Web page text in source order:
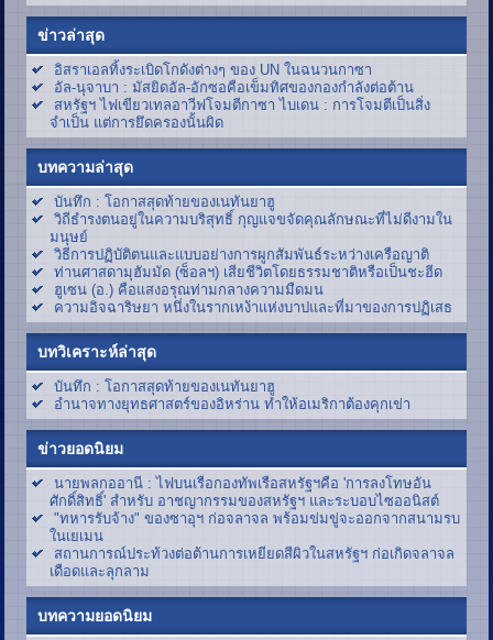
ข่าวล่าสุด
อิสราเอลทิ้งระเบิดโกดังต่างๆ ของ UN ในฉนวนกาซา
อัล-นุจาบา : มัสยิดอัล-อักซอคือเข็มทิศของกองกำลังต่อต้าน
สหรัฐฯ ไฟเขียวเทลอาวีฟโจมตีกาซา ไบเดน : การโจมตีเป็นสิ่ง
จำเป็น แต่การยึดครองนั้นผิด
บทความล่าสุด
บันทึก : โอกาสสุดท้ายของเนทันยาฮู
วิถีธำรงตนอยู่ในความบริสุทธิ์ กุญแจขจัดคุณลักษณะที่ไม่ดีงามใน
มนุษย์
วิธีการปฏิบัติตนและแบบอย่างการผูกสัมพันธ์ระหว่างเครือญาติ
ท่านศาสดามุฮัมมัด (ซ็อลฯ) เสียชีวิตโดยธรรมชาติหรือเป็นชะฮีด
ฮูเซน (อ.) คือแสงอรุณท่ามกลางความมืดมน
ความอิจฉาริษยา หนึ่งในรากเหง้าแห่งบาปและที่มาของการปฏิเสธ
บทวิเคราะห์ล่าสุด
บันทึก : โอกาสสุดท้ายของเนทันยาฮู
อำนาจทางยุทธศาสตร์ของอิหร่าน ทำให้อเมริกาต้องคุกเข่า
ข่าวยอดนิยม
นายพลกออานี : ไฟบนเรือกองทัพเรือสหรัฐฯคือ 'การลงโทษอัน
ศักดิ์สิทธิ์' สำหรับ อาชญากรรมของสหรัฐฯ และระบอบไซออนิสต์
"ทหารรับจ้าง" ของซาอุฯ ก่อจลาจล พร้อมข่มขู่จะออกจากสนามรบ
ในเยเมน
สถานการณ์ประท้วงต่อต้านการเหยียดสีผิวในสหรัฐฯ ก่อเกิดจลาจล
เดือดและลุกลาม
บทความยอดนิยม